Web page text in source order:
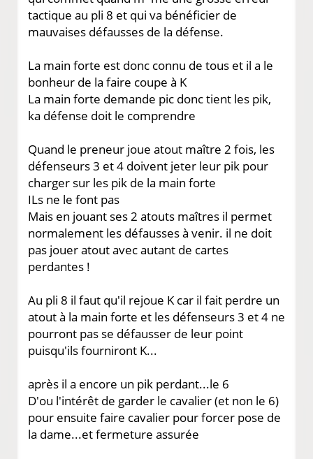
tactique au pli 8 et qui va bénéficier de
mauvaises défausses de la défense.
La main forte est donc connu de tous et il a le
bonheur de la faire coupe à K
La main forte demande pic donc tient les pik,
ka défense doit le comprendre
Quand le preneur joue atout maître 2 fois, les
défenseurs 3 et 4 doivent jeter leur pik pour
charger sur les pik de la main forte
ILs ne le font pas
Mais en jouant ses 2 atouts maîtres il permet
normalement les défausses à venir. il ne doit
pas jouer atout avec autant de cartes
perdantes !
Au pli 8 il faut qu'il rejoue K car il fait perdre un
atout à la main forte et les défenseurs 3 et 4 ne
pourront pas se défausser de leur point
puisqu'ils fourniront K...
après il a encore un pik perdant...le 6
D'ou l'intérêt de garder le cavalier (et non le 6)
pour ensuite faire cavalier pour forcer pose de
la dame...et fermeture assurée